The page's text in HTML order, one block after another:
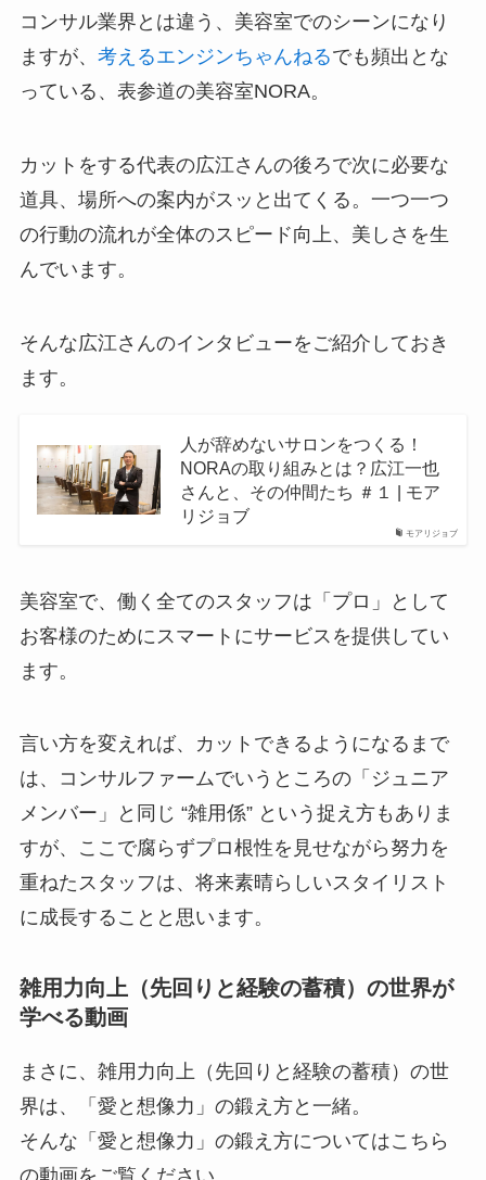
コンサル業界とは違う、美容室でのシーンになり
ますが、 考えるエンジンちゃんねるでも頻出とな
っている、表参道の美容室NORA。
カットをする代表の広江さんの後ろで次に必要な
道具、場所への案内がスッと出てくる。一つ一つ
の行動の流れが全体のスピード向上、美しさを生
んでいます。
そんな広江さんのインタビューをご紹介しておき
ます。
モアリジョブ
人が辞めないサロンをつくる！
NORAの取り組みとは？広江一也
さんと、その仲間たち ＃１ | モア
リジョブ
美容室で、働く全てのスタッフは「プロ」として
お客様のためにスマートにサービスを提供してい
ます。
言い方を変えれば、カットできるようになるまで
は、コンサルファームでいうところの「ジュニア
メンバー」と同じ “雑用係” という捉え方もありま
すが、ここで腐らずプロ根性を見せながら努力を
重ねたスタッフは、将来素晴らしいスタイリスト
に成長することと思います。
雑用力向上（先回りと経験の蓄積）の世界が
学べる動画
まさに、雑用力向上（先回りと経験の蓄積）の世
界は、「愛と想像力」の鍛え方と一緒。
そんな「愛と想像力」の鍛え方についてはこちら
の動画をご覧ください。